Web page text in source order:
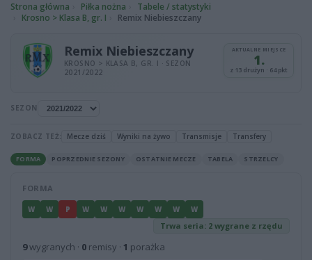
Strona główna Piłka nożna
Tabele / statystyki
Krosno > Klasa B, gr. I
Remix Niebieszczany
Remix Niebieszczany
KROSNO > KLASA B, GR. I · SEZON
2021/2022
AKTUALNE MIEJSCE
1.
z 13 drużyn · 64 pkt
SEZON
ZOBACZ TEŻ: Mecze dziś Wyniki na żywo Transmisje Transfery
FORMA POPRZEDNIE SEZONY OSTATNIE MECZE TABELA STRZELCY
FORMA
W W P W W W W W W W
Trwa seria: 2 wygrane z rzędu
9wygranych · 0 remisy · 1 porażka